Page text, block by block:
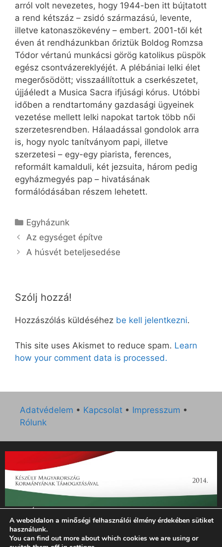
arról volt nevezetes, hogy 1944-ben itt bújtatott
a rend kétszáz – zsidó származású, levente,
illetve katonaszökevény – embert. 2001-től két
éven át rendházunkban őriztük Boldog Romzsa
Tódor vértanú munkácsi görög katolikus püspök
egész csontvázereklyéjét. A plébániai lelki élet
megerősödött; visszaállítottuk a cserkészetet,
újjáéledt a Musica Sacra ifjúsági kórus. Utóbbi
időben a rendtartomány gazdasági ügyeinek
vezetése mellett lelki napokat tartok több női
szerzetesrendben. Hálaadással gondolok arra
is, hogy nyolc tanítványom papi, illetve
szerzetesi – egy-egy piarista, ferences,
reformált kamalduli, két jezsuita, három pedig
egyházmegyés pap – hivatásának
formálódásában részem lehetett.
Kategória
Egyházunk
Az egységet építve
A húsvét beteljesedése
Szólj hozzá!
Hozzászólás küldéséhez be kell jelentkezni.
This site uses Akismet to reduce spam. Learn
how your comment data is processed.
Adatvédelem • Kapcsolat • Impresszum •
Rólunk
„Az Új Ember katolikus hetilap 2014. évi működésének
támogatását az EGYH-KCP-14-P-0121 sz. támogatási
szerződés keretében 3 000 000 Ft összegben támogatta az
Emberi Erőforrások Minisztériuma.”
A weboldalon a minőségi felhasználói élmény érdekében sütiket
használunk.
You can find out more about which cookies we are using or